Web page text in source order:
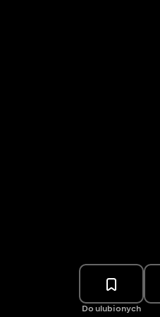
Do ulubionych